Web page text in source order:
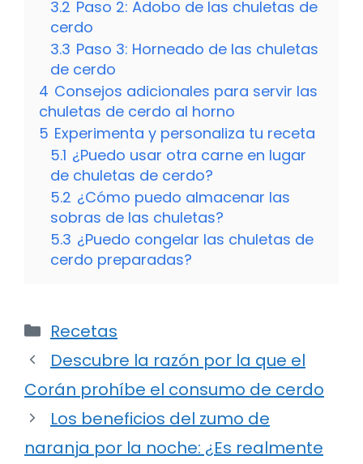
3.2 Paso 2: Adobo de las chuletas de
cerdo
3.3 Paso 3: Horneado de las chuletas
de cerdo
4 Consejos adicionales para servir las
chuletas de cerdo al horno
5 Experimenta y personaliza tu receta
5.1 ¿Puedo usar otra carne en lugar
de chuletas de cerdo?
5.2 ¿Cómo puedo almacenar las
sobras de las chuletas?
5.3 ¿Puedo congelar las chuletas de
cerdo preparadas?
Categorías
Recetas
Descubre la razón por la que el
Corán prohíbe el consumo de cerdo
Los beneficios del zumo de
naranja por la noche: ¿Es realmente